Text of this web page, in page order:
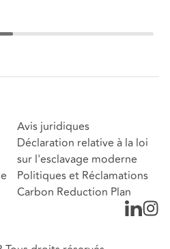
Avis juridiques
Déclaration relative à la loi
sur l'esclavage moderne
Politiques et Réclamations
Carbon Reduction Plan